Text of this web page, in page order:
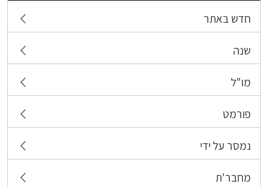
חדש באתר
שנה
מו"ל
פורמט
נמסר על ידי
מחבר'ת